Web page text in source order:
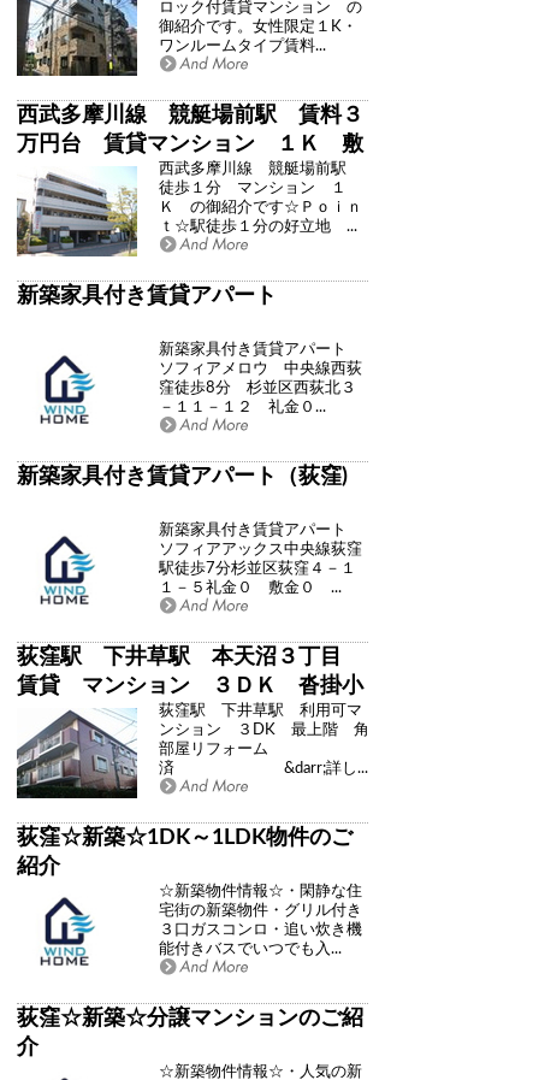
ロック付賃貸マンション の
御紹介です。女性限定１K・
ワンルームタイプ賃料...
西武多摩川線 競艇場前駅 賃料３
万円台 賃貸マンション １Ｋ 敷
０礼０
西武多摩川線 競艇場前駅
徒歩１分 マンション １
Ｋ の御紹介です☆Ｐｏｉｎ
ｔ☆駅徒歩１分の好立地 ...
新築家具付き賃貸アパート
新築家具付き賃貸アパート
ソフィアメロウ 中央線西荻
窪徒歩8分 杉並区西荻北３
－１１－１２ 礼金０...
新築家具付き賃貸アパート（荻窪)
新築家具付き賃貸アパート
ソフィアアックス中央線荻窪
駅徒歩7分杉並区荻窪４－１
１－５礼金０ 敷金０ ...
荻窪駅 下井草駅 本天沼３丁目
賃貸 マンション ３ＤＫ 沓掛小
学校 本天沼保育園 学区域
荻窪駅 下井草駅 利用可マ
ンション ３DK 最上階 角
部屋リフォーム
済 &darr;詳し...
荻窪☆新築☆1DK～1LDK物件のご
紹介
☆新築物件情報☆・閑静な住
宅街の新築物件・グリル付き
３口ガスコンロ・追い炊き機
能付きバスでいつでも入...
荻窪☆新築☆分譲マンションのご紹
介
☆新築物件情報☆・人気の新